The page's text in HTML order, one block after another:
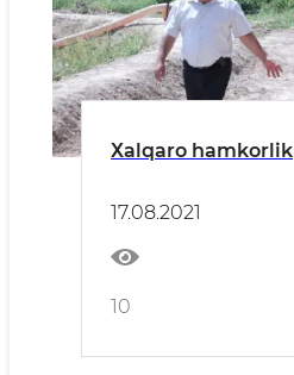
Хalqaro hamkorlik
17.08.2021
10